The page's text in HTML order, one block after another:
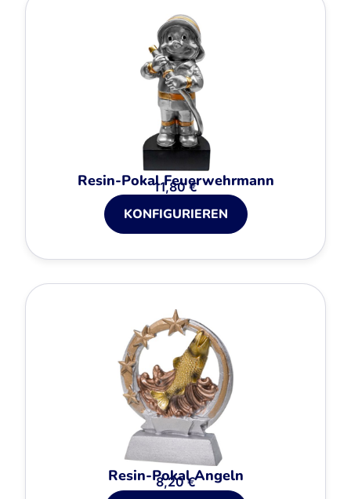
Resin-Pokal Feuerwehrmann
11,80€
KONFIGURIEREN
Resin-Pokal Angeln
8,20€